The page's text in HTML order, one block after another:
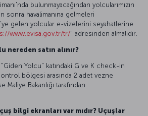
bulunmayacağından yolcularımızın
sonra havalimanına gelmeleri
gelen yolcular e-vizelerini seyahatlerine
www.evisa.gov.tr/tr/" adresinden almalıdır.
nereden satın alınır?
"Giden Yolcu" katındaki G ve K check-in
bölgesi arasında 2 adet vezne
Maliye Bakanlığı tarafından
bilgi ekranları var mıdır? Uçuşlar